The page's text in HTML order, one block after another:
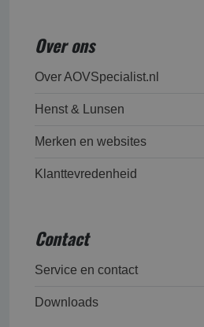
Over ons
Over AOVSpecialist.nl
Henst & Lunsen
Merken en websites
Klanttevredenheid
Contact
Service en contact
Downloads